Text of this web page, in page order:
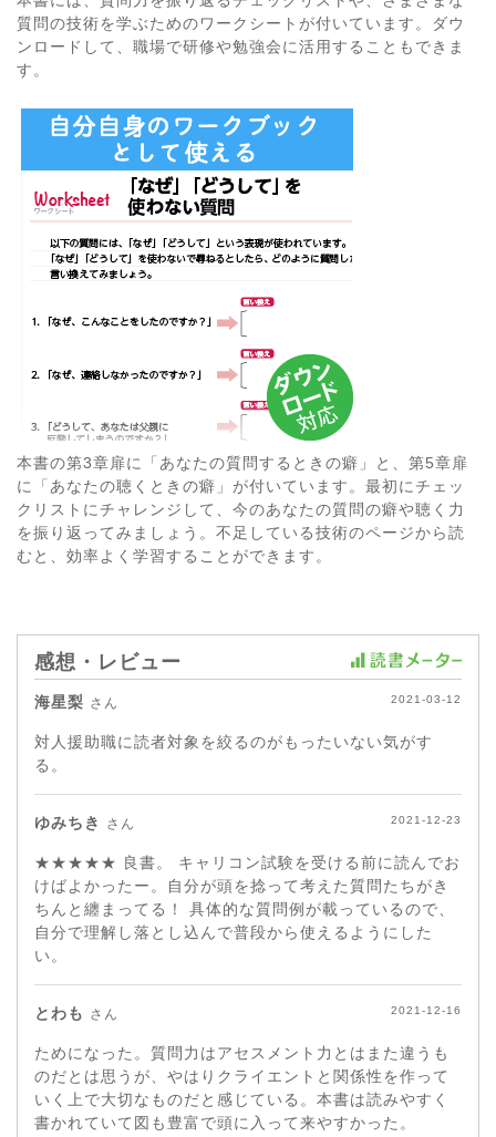
質問の技術を学ぶためのワークシートが付いています。ダウ
ンロードして、職場で研修や勉強会に活用することもできま
す。
本書の第3章扉に「あなたの質問するときの癖」と、第5章扉
に「あなたの聴くときの癖」が付いています。最初にチェッ
クリストにチャレンジして、今のあなたの質問の癖や聴く力
を振り返ってみましょう。不足している技術のページから読
むと、効率よく学習することができます。
感想・レビュー
海星梨 さん 2021-03-12
対人援助職に読者対象を絞るのがもったいない気がす
る。
ゆみちき さん 2021-12-23
★★★★★ 良書。 キャリコン試験を受ける前に読んでお
けばよかったー。自分が頭を捻って考えた質問たちがき
ちんと纏まってる！ 具体的な質問例が載っているので、
自分で理解し落とし込んで普段から使えるようにした
い。
とわも さん 2021-12-16
ためになった。質問力はアセスメント力とはまた違うも
のだとは思うが、やはりクライエントと関係性を作って
いく上で大切なものだと感じている。本書は読みやすく
書かれていて図も豊富で頭に入って来やすかった。